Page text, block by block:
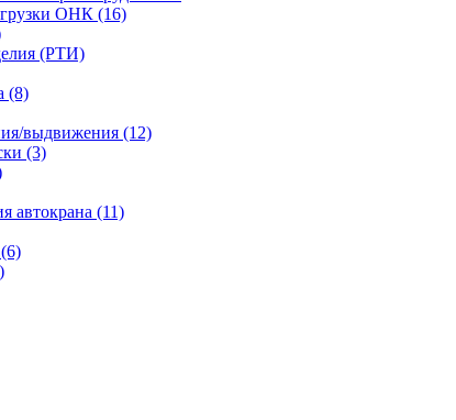
ОНК (16)
(РТИ)
(8)
выдвижения (12)
(3)
автокрана (11)